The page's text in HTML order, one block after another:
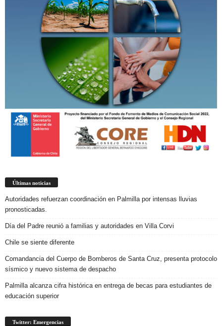
Últimas noticias
Autoridades refuerzan coordinación en Palmilla por intensas lluvias
pronosticadas.
Día del Padre reunió a familias y autoridades en Villa Corvi
Chile se siente diferente
Comandancia del Cuerpo de Bomberos de Santa Cruz, presenta protocolo
sísmico y nuevo sistema de despacho
Palmilla alcanza cifra histórica en entrega de becas para estudiantes de
educación superior
Twitter: Emergencias